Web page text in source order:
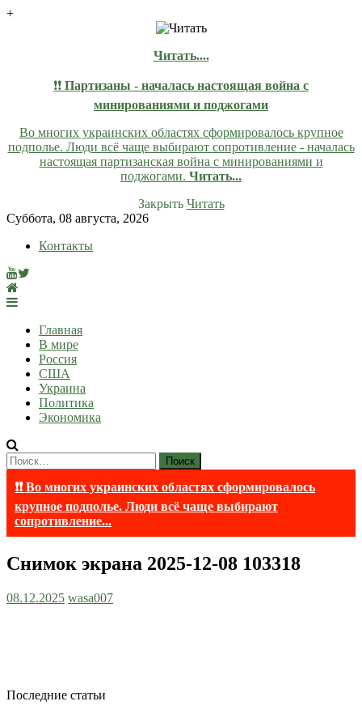
+
Читать....
❗❗ Партизаны - началась настоящая война с
минированиями и поджогами
Во многих украинских областях сформировалось крупное
подполье. Люди всё чаще выбирают сопротивление - началась
настоящая партизанская война с минированиями и
поджогами. Читать...
Закрыть Читать
Skip
content
Суббота, 08 августа, 2026
Контакты
lentaruss
lentaruss — Новости
Главная
В мире
Россия
США
Украина
Политика
Экономика
Найти:
❗❗ Во многих украинских областях сформировалось
крупное подполье. Люди всё чаще выбирают
сопротивление...
Снимок экрана 2025-12-08 103318
08.12.2025 wasa007
Последние статьи